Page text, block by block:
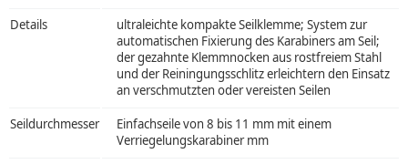
Details
ultraleichte kompakte Seilklemme; System zur
automatischen Fixierung des Karabiners am Seil;
der gezahnte Klemmnocken aus rostfreiem Stahl
und der Reiningungsschlitz erleichtern den Einsatz
an verschmutzten oder vereisten Seilen
Seildurchmesser
Einfachseile von 8 bis 11 mm mit einem
Verriegelungskarabiner mm